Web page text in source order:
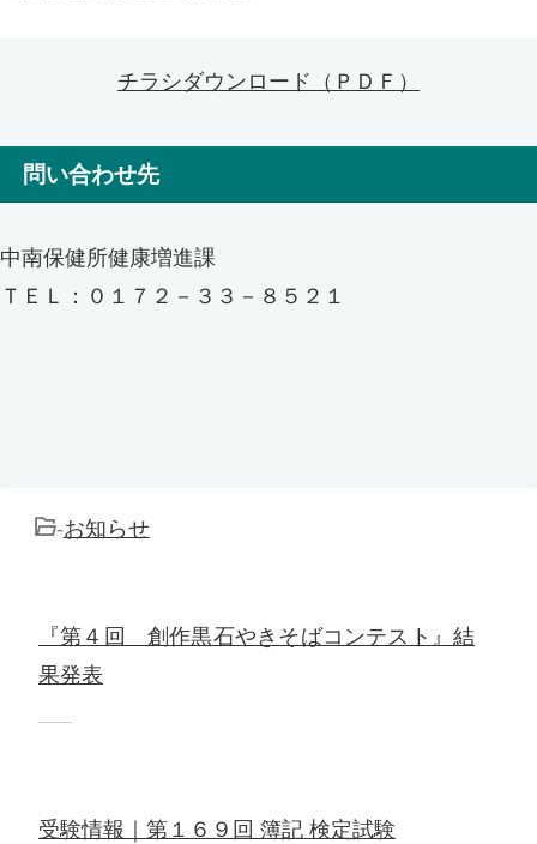
チラシダウンロード（ＰＤＦ）
問い合わせ先
中南保健所健康増進課
ＴＥＬ：０１７２－３３－８５２１
-お知らせ
『第４回 創作黒石やきそばコンテスト』結
果発表
受験情報｜第１６９回 簿記 検定試験